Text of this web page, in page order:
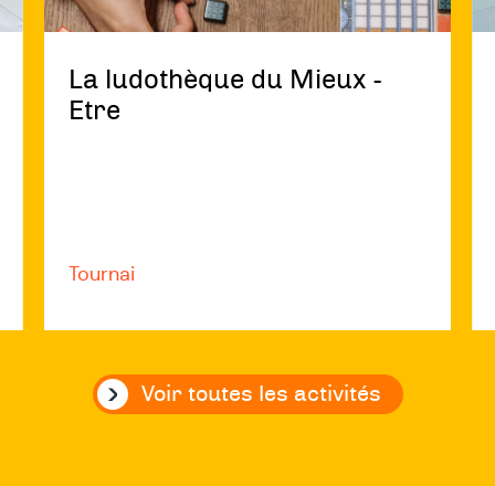
La ludothèque du Mieux -
Etre
Tournai
Voir toutes les activités